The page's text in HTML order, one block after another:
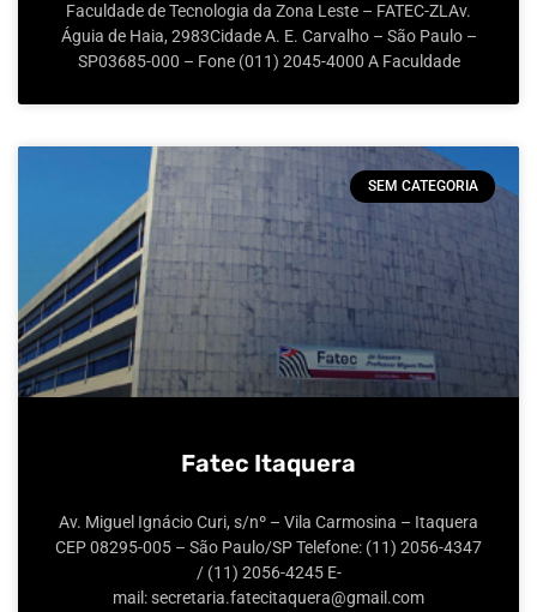
Faculdade de Tecnologia da Zona Leste – FATEC-ZLAv.
Águia de Haia, 2983Cidade A. E. Carvalho – São Paulo –
SP03685-000 – Fone (011) 2045-4000 A Faculdade
SEM CATEGORIA
Fatec Itaquera
Av. Miguel Ignácio Curi, s/nº – Vila Carmosina – Itaquera
CEP 08295-005 – São Paulo/SP Telefone: (11) 2056-4347
/ (11) 2056-4245 E-
mail: secretaria.fatecitaquera@gmail.com